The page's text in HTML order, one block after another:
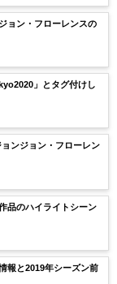
ョン・フローレンスの
」とタグ付けし
ンジョン・フローレン
品のハイライトシーン
報と2019年シーズン前